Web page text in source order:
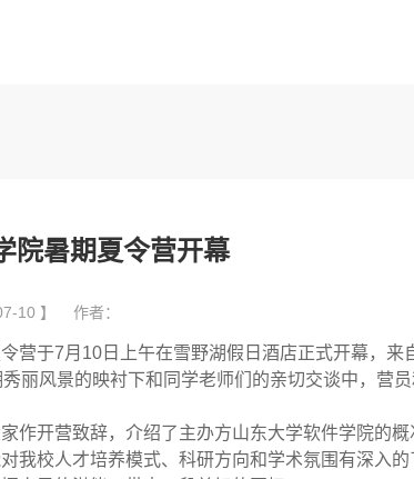
院暑期夏令营开幕
10 】 作者：
营于7月 10 日上午在雪野湖假日酒店正式开幕，来
丽风景的映衬下和同学老师们的亲切交谈中，营
作开营致辞，介绍了主办方山东大学软件学院的概
我校人才培养模式、科研方向和学术氛围有深入的